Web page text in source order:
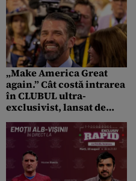
„Make America Great
again.” Cât costă intrarea
în CLUBUL ultra-
exclusivist, lansat de
deja listă de așteptare